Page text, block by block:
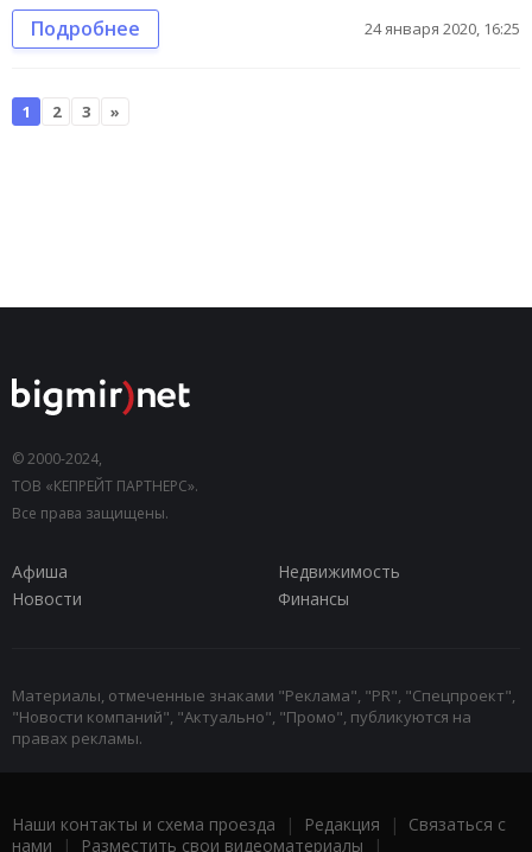
Подробнее 24 января 2020, 16:25
1 2 3 »
© 2000-2024,
ТОВ «КЕПРЕЙТ ПАРТНЕРС».
Все права защищены.
Афиша
Недвижимость
Новости
Финансы
Материалы, отмеченные знаками "Реклама", "PR", "Спецпроект",
"Новости компаний", "Актуально", "Промо", публикуются на
правах рекламы.
Наши контакты и схема проезда | Редакция | Связаться с
нами | Разместить свои видеоматериалы |